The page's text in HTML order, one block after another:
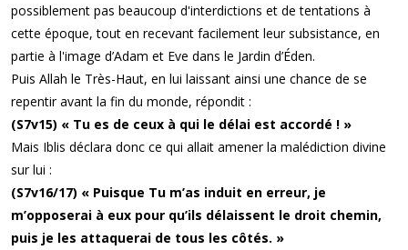
possiblement pas beaucoup d'interdictions et de tentations à
cette époque, tout en recevant facilement leur subsistance, en
partie à l'image d’Adam et Eve dans le Jardin d’Éden.
Puis Allah le Très-Haut, en lui laissant ainsi une chance de se
repentir avant la fin du monde, répondit :
(S7v15) « Tu es de ceux à qui le délai est accordé ! »
Mais Iblis déclara donc ce qui allait amener la malédiction divine
sur lui :
(S7v16/17) « Puisque Tu m’as induit en erreur, je
m’opposerai à eux pour qu’ils délaissent le droit chemin,
puis je les attaquerai de tous les côtés. »